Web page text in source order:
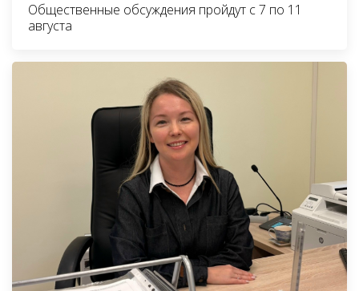
Общественные обсуждения пройдут с 7 по 11
августа